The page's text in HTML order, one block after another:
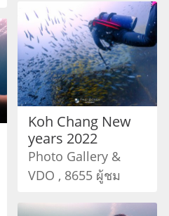
Koh Chang New
years 2022
Photo Gallery &
VDO , 8655 ผู้ชม